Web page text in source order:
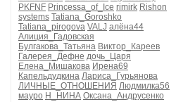
PKFNF Princessa_of_Ice rimirk Rishon
systems Tatiana_Goroshko
Tatiana_pirogova VALJ алёна44
Алиция_Гадовская
Булгакова_Татьяна Виктор_Кареев
Галерея_Дефне дочь_Царя
Елена_Мишакова Ирена69
Капельдудкина Лариса_Гурьянова
ЛИЧНЫЕ_ОТНОШЕНИЯ Людмилка56
мауро Н_НИНА Оксана_Андрусенко